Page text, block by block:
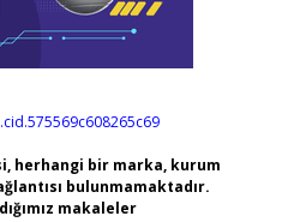
herhangi bir marka, kurum
bulunmamaktadır.
makaleler